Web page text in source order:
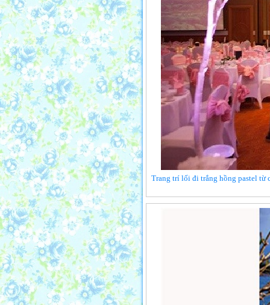
Trang trí lối đi trắng hồng pastel từ